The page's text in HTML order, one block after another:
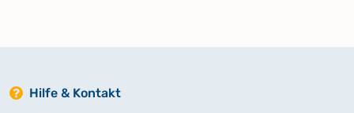
Hilfe & Kontakt